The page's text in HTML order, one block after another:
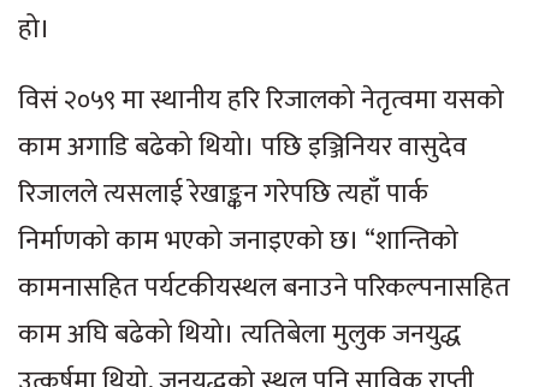
हो।
विसं २०५९ मा स्थानीय हरि रिजालको नेतृत्वमा यसको
काम अगाडि बढेको थियो। पछि इञ्जिनियर वासुदेव
रिजालले त्यसलाई रेखाङ्कन गरेपछि त्यहाँ पार्क
निर्माणको काम भएको जनाइएको छ। “शान्तिको
कामनासहित पर्यटकीयस्थल बनाउने परिकल्पनासहित
काम अघि बढेको थियो। त्यतिबेला मुलुक जनयुद्ध